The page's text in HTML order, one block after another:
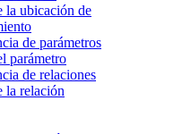
la ubicación de
de parámetros
parámetro
de relaciones
la relación